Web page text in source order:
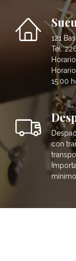
121
Tel:
15:00
con